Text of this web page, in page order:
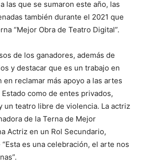
las que se sumaron este año, las
también durante el 2021 que
“Mejor Obra de Teatro Digital”.
de los ganadores, además de
y destacar que es un trabajo en
reclamar más apoyo a las artes
como de entes privados,
un teatro libre de violencia. La actriz
de la Terna de Mejor
Actriz en un Rol Secundario,
es una celebración, el arte nos